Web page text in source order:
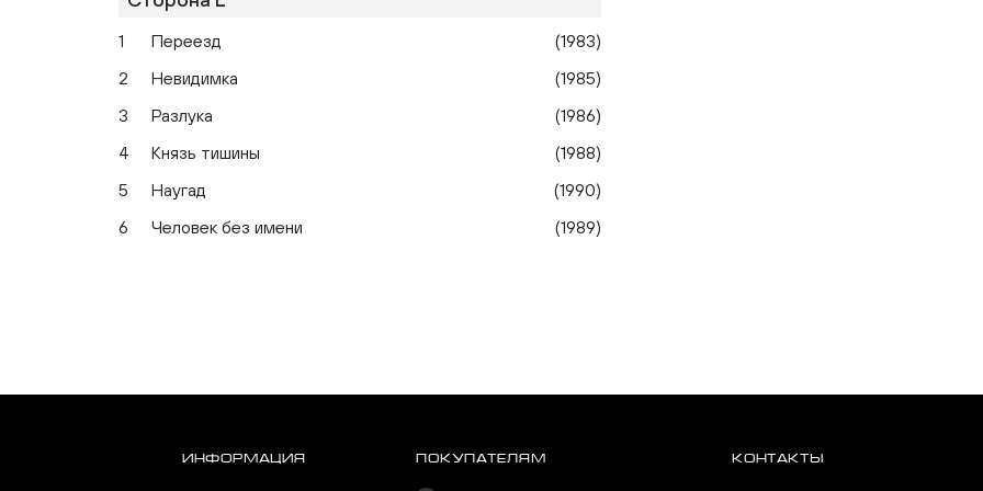
1 Переезд
(1983)
2
Невидимка
(1985)
3
Разлука
(1986)
4
Князь тишины
(1988)
5
Наугад
(1990)
6
Человек без имени (1989)
ИНФОРМАЦИЯ ПОКУПАТЕЛЯМ КОНТАКТЫ